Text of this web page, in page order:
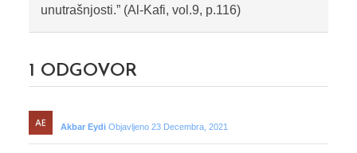
unutrašnjosti.” (Al-Kafi, vol.9, p.116)
1 ODGOVOR
Akbar Eydi Objavljeno 23 Decembra, 2021